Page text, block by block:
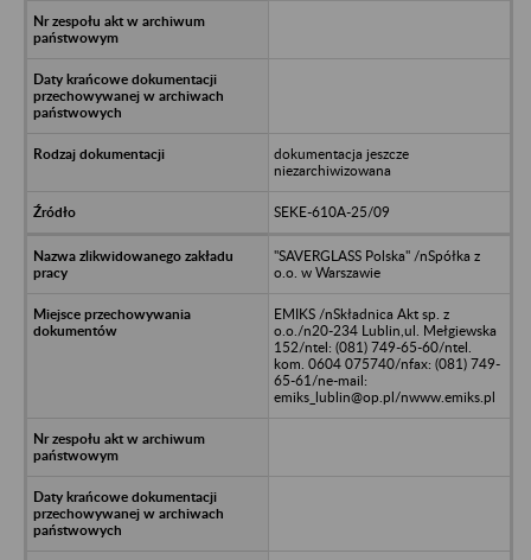
dokumentacja jeszcze
niezarchiwizowana
SEKE-610A-25/09
"SAVERGLASS Polska" /nSpółka z
o.o. w Warszawie
EMIKS /nSkładnica Akt sp. z
o.o./n20-234 Lublin,ul. Mełgiewska
152/ntel: (081) 749-65-60/ntel.
kom. 0604 075740/nfax: (081) 749-
65-61/ne-mail:
emiks_lublin@op.pl/nwww.emiks.pl